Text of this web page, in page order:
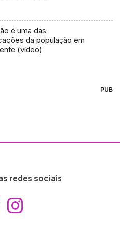
é uma das
da população em
(vídeo)
PUB
redes sociais
Aceder ao